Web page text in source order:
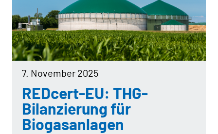
7. November 2025
REDcert-EU: THG-
Bilanzierung für
Biogasanlagen